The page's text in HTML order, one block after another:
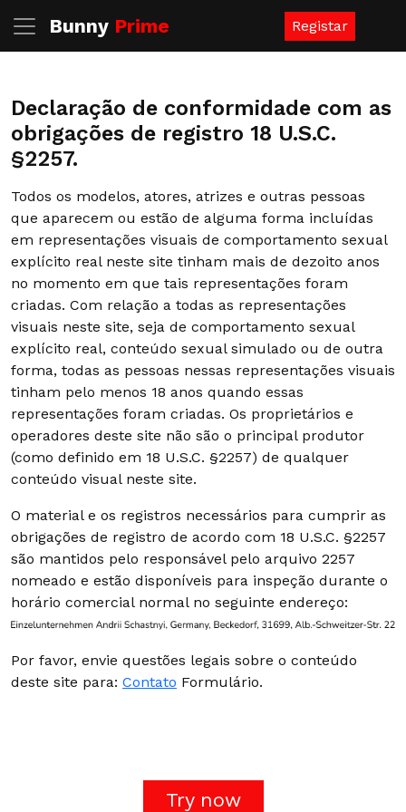
Bunny Prime Registar
Declaração de conformidade com as
obrigações de registro 18 U.S.C.
§2257.
Todos os modelos, atores, atrizes e outras pessoas
que aparecem ou estão de alguma forma incluídas
em representações visuais de comportamento sexual
explícito real neste site tinham mais de dezoito anos
no momento em que tais representações foram
criadas. Com relação a todas as representações
visuais neste site, seja de comportamento sexual
explícito real, conteúdo sexual simulado ou de outra
forma, todas as pessoas nessas representações visuais
tinham pelo menos 18 anos quando essas
representações foram criadas. Os proprietários e
operadores deste site não são o principal produtor
(como definido em 18 U.S.C. §2257) de qualquer
conteúdo visual neste site.
O material e os registros necessários para cumprir as
obrigações de registro de acordo com 18 U.S.C. §2257
são mantidos pelo responsável pelo arquivo 2257
nomeado e estão disponíveis para inspeção durante o
horário comercial normal no seguinte endereço:
Por favor, envie questões legais sobre o conteúdo
deste site para: Contato Formulário.
Try now